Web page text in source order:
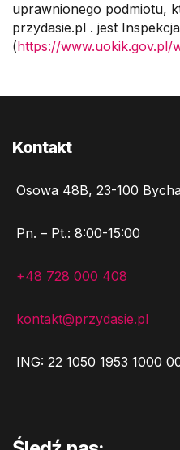
uprawnionego podmiotu,
przydasie.pl . jest
(https://www.uokik.gov.pl/
Kontakt
Osowa 48B, 23-100
Pn. – Pt.: 8:00-15:00
+48 728 000 408
kontakt@przydasie.pl
ING: 22 1050 1953 1000